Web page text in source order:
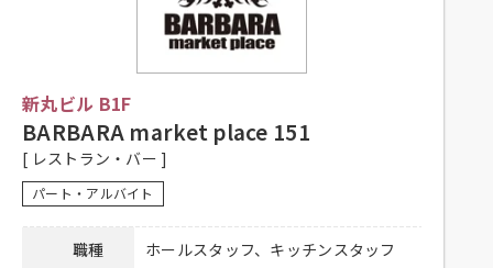
昇給有り 、制服貸与、社内割引有
り、外国語手当有り、交通費一部支
給（上限1,000円／日）
応募方法
来店ください。
連絡先 03-6257-7088 担当：松岡
新丸ビル B1F
BARBARA market place 151
[ レストラン・バー ]
パート・アルバイト
職種 ホールスタッフ、キッチンスタッフ